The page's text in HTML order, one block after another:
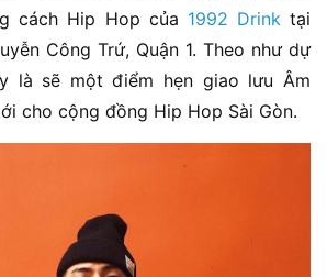
cách Hip Hop của 1992 Drink tại
Công Trứ, Quận 1. Theo như dự
là sẽ một điểm hẹn giao lưu Âm
cho cộng đồng Hip Hop Sài Gòn.